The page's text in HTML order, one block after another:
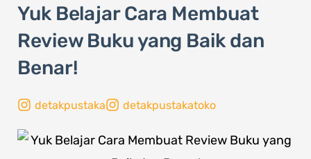
Yuk Belajar Cara Membuat
Review Buku yang Baik dan
Benar!
detakpustaka detakpustakatoko